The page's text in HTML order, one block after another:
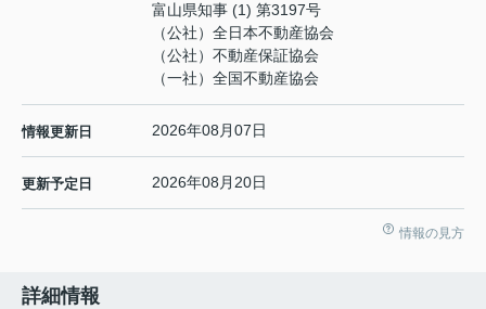
富山県知事 (1) 第3197号
（公社）全日本不動産協会
（公社）不動産保証協会
（一社）全国不動産協会
情報更新日 2026年08月07日
更新予定日 2026年08月20日
情報の見方
詳細情報